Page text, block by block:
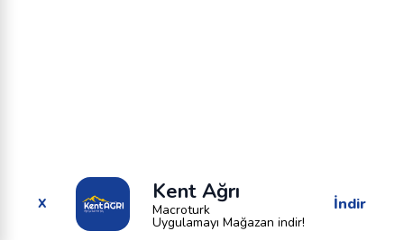
X Kent Ağrı
Macroturk
Uygulamayı Mağazan indir!
İndir